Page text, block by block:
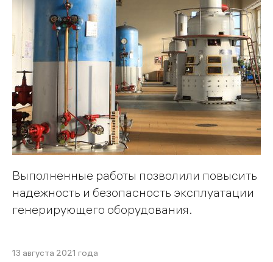
Выполненные работы позволили повысить
надежность и безопасность эксплуатации
генерирующего оборудования.
13 августа 2021 года